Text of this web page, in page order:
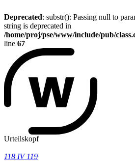
Deprecated: substr(): Passing null to
string is deprecated in
/home/proj/pse/www/include/pub/
line 67
Urteilskopf
118 IV 119